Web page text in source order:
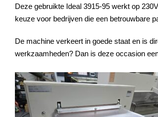
Deze gebruikte Ideal 3915-95 werkt op 230V
keuze voor bedrijven die een betrouwbare
De machine verkeert in goede staat en is
werkzaamheden? Dan is deze occasion